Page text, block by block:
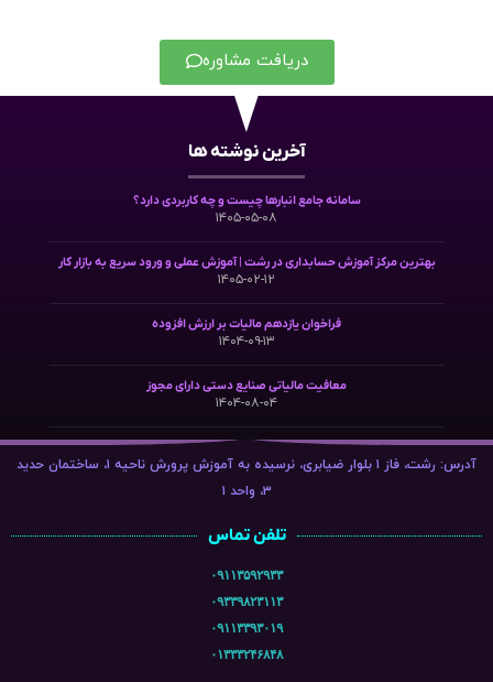
دریافت مشاوره
آخرین نوشته ها
سامانه جامع انبارها چیست و چه کاربردی دارد؟
۱۴۰۵-۰۵-۰۸
بهترین مرکز آموزش حسابداری در رشت | آموزش عملی و ورود سریع به بازار کار
۱۴۰۵-۰۲-۱۲
فراخوان یازدهم مالیات بر ارزش افزوده
۱۴۰۴-۰۹-۱۳
معافیت مالیاتی صنایع دستی دارای مجوز
۱۴۰۴-۰۸-۰۴
آدرس: رشت، فاز ۱ بلوار ضیابری، نرسیده به آموزش پرورش ناحیه ۱، ساختمان حدید
۳، واحد ۱
تلفن تماس
۰۹۱۱۳۵۹۲۹۳۳
۰۹۳۳۹۸۲۳۱۱۳
۰۹۱۱۳۳۹۳۰۱۹
۰۱۳۳۳۲۴۶۸۴۸